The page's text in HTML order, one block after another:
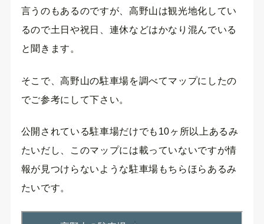
言うのもあるのですが、高野山は観光地化してい
るので土日や祝日、連休などはかなり混んでいる
と聞きます。
そこで、高野山の駐車場を調べてマップにしたの
でご参考にして下さい。
公開されている駐車場だけでも10ヶ所以上あるみ
たいだし、このマップには載っていないですが情
報が見つけらないような駐車場もちらほらあるみ
たいです。